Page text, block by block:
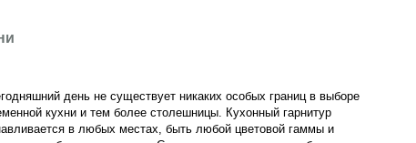
день не существует никаких особых границ в выборе
кухни и тем более столешницы. Кухонный гарнитур
в любых местах, быть любой цветовой гаммы и